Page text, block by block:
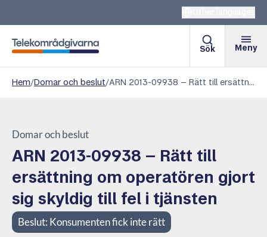
Telekområdgivarna
Sök Meny
Hem/Domar och beslut/ ARN 2013-09938 – Rätt till ersättning om operatören gjort sig skyldig till fel i tjänsten
Domar och beslut
ARN 2013-09938 – Rätt till
ersättning om operatören gjort
sig skyldig till fel i tjänsten
Beslut: Konsumenten fick inte rätt